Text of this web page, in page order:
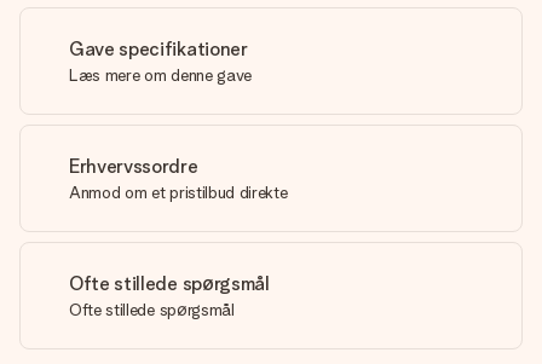
Gave specifikationer
Læs mere om denne gave
Erhvervssordre
Anmod om et pristilbud direkte
Ofte stillede spørgsmål
Ofte stillede spørgsmål